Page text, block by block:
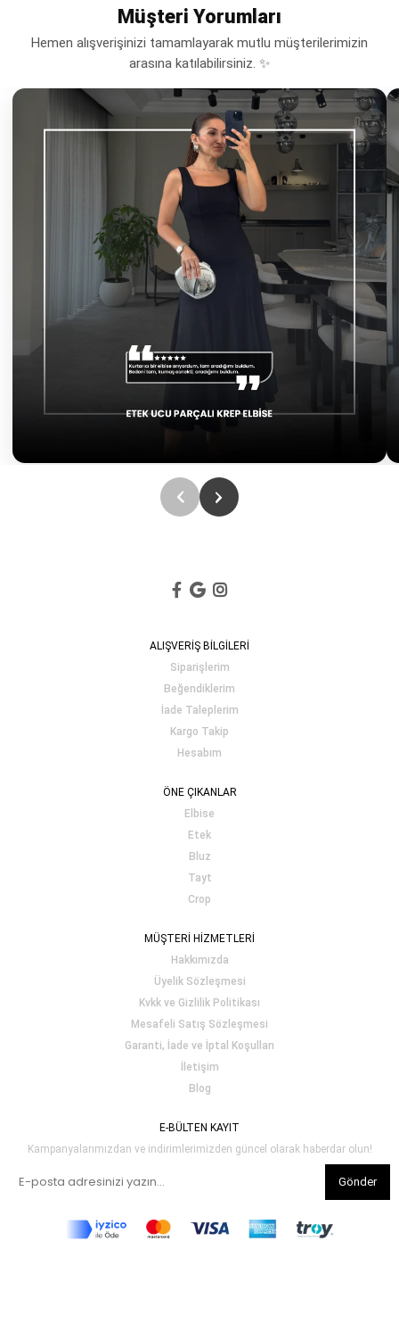
Müşteri Yorumları
Hemen alışverişinizi tamamlayarak mutlu müşterilerimizin
arasına katılabilirsiniz. ✨
ALIŞVERİŞ BİLGİLERİ
Siparişlerim
Beğendiklerim
İade Taleplerim
Kargo Takip
Hesabım
ÖNE ÇIKANLAR
Elbise
Etek
Bluz
Tayt
Crop
MÜŞTERİ HİZMETLERİ
Hakkımızda
Üyelik Sözleşmesi
Kvkk ve Gizlilik Politikası
Mesafeli Satış Sözleşmesi
Garanti, İade ve İptal Koşulları
İletişim
Blog
E-BÜLTEN KAYIT
Kampanyalarımızdan ve indirimlerimizden güncel olarak haberdar olun!
Gönder